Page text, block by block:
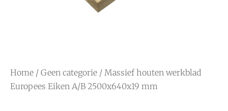
Home / Geen categorie / Massief houten werkblad
Europees Eiken A/B 2500x640x19 mm